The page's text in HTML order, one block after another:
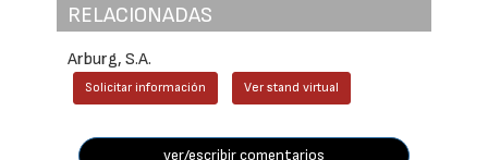
RELACIONADAS
Arburg, S.A.
Solicitar información Ver stand virtual
ver/escribir comentarios